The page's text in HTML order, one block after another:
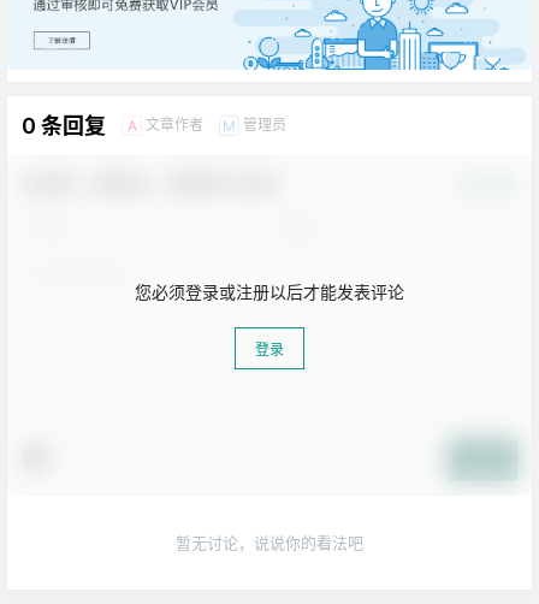
广告
0 条回复 A 文章作者 M 管理员
您必须登录或注册以后才能发表评论
登录
暂无讨论，说说你的看法吧